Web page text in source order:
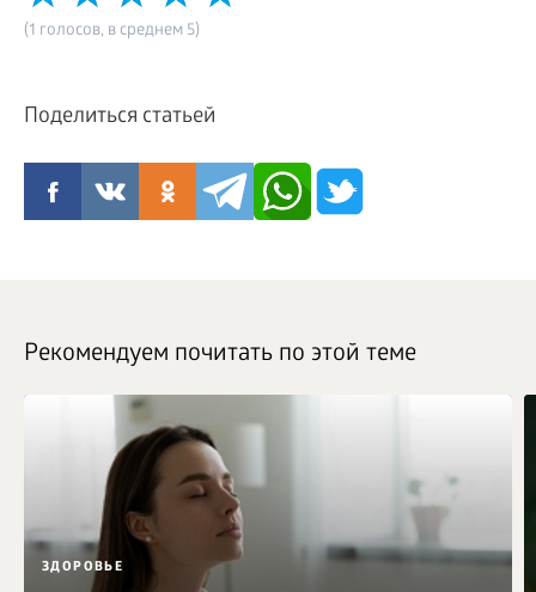
(1 голосов, в среднем 5)
Поделиться статьей
Рекомендуем почитать по этой теме
ЗДОРОВЬЕ